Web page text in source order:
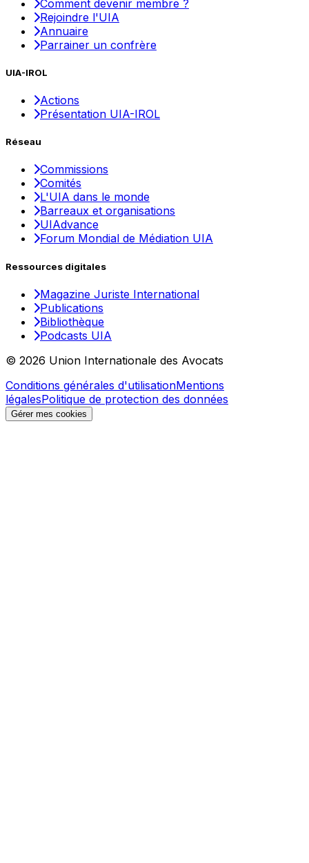
Comment devenir membre ?
Rejoindre l'UIA
Annuaire
Parrainer un confrère
UIA-IROL
Actions
Présentation UIA-IROL
Réseau
Commissions
Comités
L'UIA dans le monde
Barreaux et organisations
UIAdvance
Forum Mondial de Médiation UIA
Ressources digitales
Magazine Juriste International
Publications
Bibliothèque
Podcasts UIA
© 2026 Union Internationale des Avocats
Conditions générales d'utilisationMentions
légalesPolitique de protection des données
Gérer mes cookies